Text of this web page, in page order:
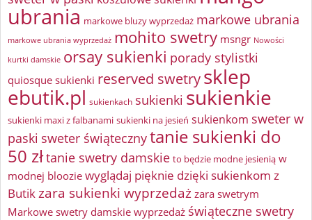
ubrania markowe bluzy wyprzedaż markowe ubrania
markowe ubrania wyprzedaż mohito swetry msngr Nowości
kurtki damskie orsay sukienki porady stylistki
quiosque sukienki reserved swetrysklep
ebutik.pl sukienkach sukienki sukienkie
sukienki maxi z falbanami sukienki na jesień sukienkom sweter w
paski sweter świątecznytanie sukienki do
50 złtanie swetry damskie to będzie modne jesienią w
modnej bloozie wyglądaj pięknie dzięki sukienkom z
Butikzara sukienki wyprzedażzara swetrym
Markowe swetry damskie wyprzedaż świąteczne swetry